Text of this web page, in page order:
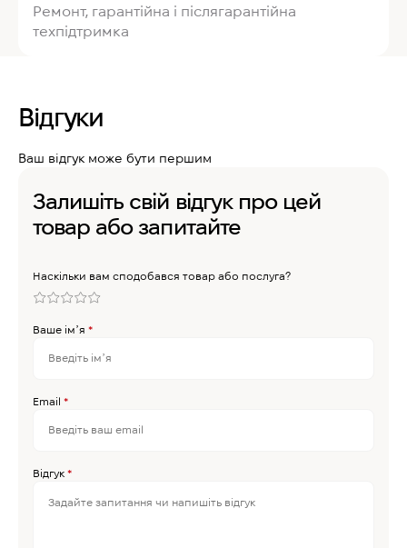
Ремонт, гарантійна і післягарантійна
техпідтримка
Відгуки
Ваш відгук може бути першим
Залишіть свій відгук про цей
товар або запитайте
Наскільки вам сподобався товар або послуга?
Ваше імʼя *
Email *
Відгук *